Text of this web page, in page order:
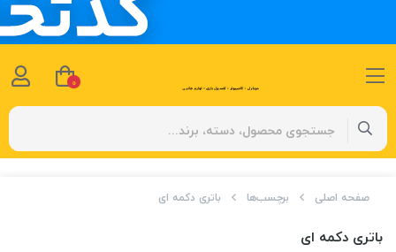
صفحه اصلی برچسب‌ها باتری دکمه ای
باتری دکمه ای
0